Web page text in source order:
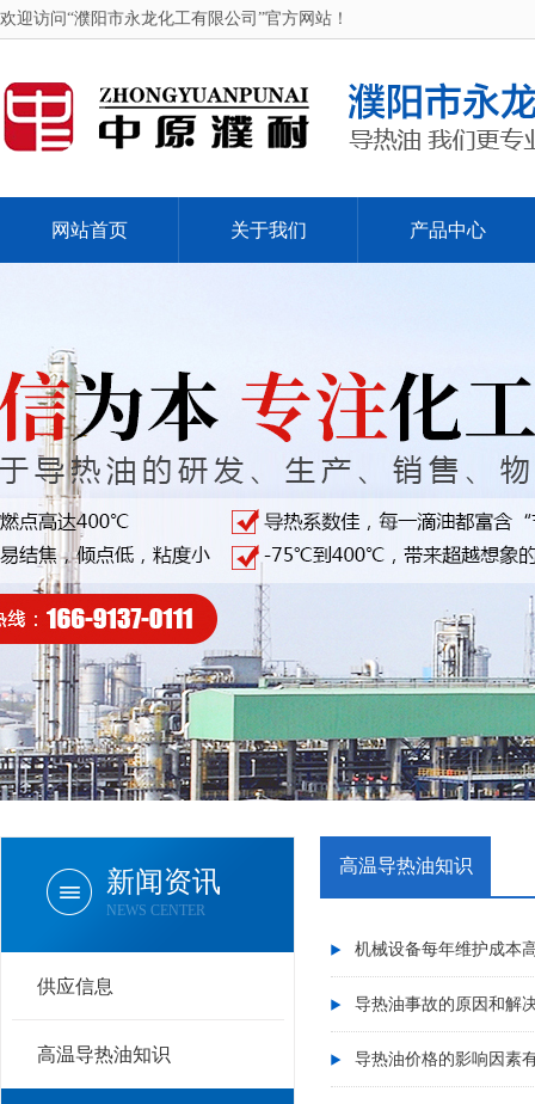
欢迎访问“濮阳市永龙化工有限公司”官方网站！
网站首页 关于我们 产品中心
新闻资讯
NEWS CENTER
供应信息
高温导热油知识
高温导热油知识
机械设备每年维护成本
导热油事故的原因和解
导热油价格的影响因素